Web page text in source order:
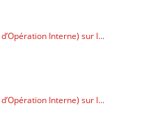
Interne) sur l...
Interne) sur l...